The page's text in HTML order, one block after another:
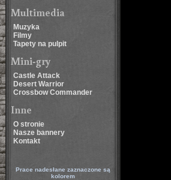
Multimedia
Muzyka
Filmy
Tapety na pulpit
Mini-gry
Castle Attack
Desert Warrior
Crossbow Commander
Inne
O stronie
Nasze bannery
Kontakt
Prace nadesłane zaznaczone są
kolorem